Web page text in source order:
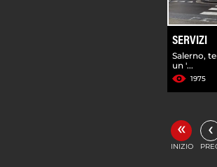
SERVIZI
Salerno,
un '...
1975
«
INIZIO
‹